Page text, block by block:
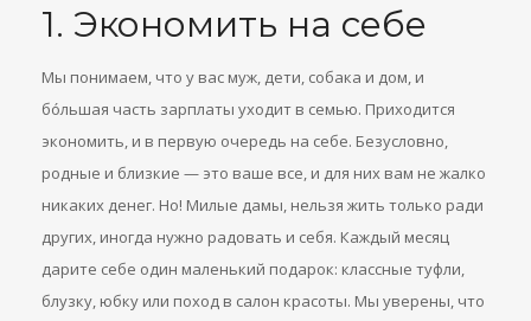
1. Экономить на себе
Мы понимаем, что у вас муж, дети, собака и дом, и
бóльшая часть зарплаты уходит в семью. Приходится
экономить, и в первую очередь на себе. Безусловно,
родные и близкие — это ваше все, и для них вам не жалко
никаких денег. Но! Милые дамы, нельзя жить только ради
других, иногда нужно радовать и себя. Каждый месяц
дарите себе один маленький подарок: классные туфли,
блузку, юбку или поход в салон красоты. Мы уверены, что